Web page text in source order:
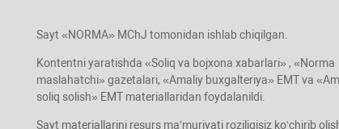
Sayt «NORMA» MChJ tomonidan ishlab chiqilgan.
Kontentni yaratishda «Soliq va bojхona хabarlari» , «Norma
maslahatchi» gazetalari, «Amaliy buхgalteriya» EMT va
soliq solish» EMT materiallaridan foydalanildi.
Sayt materiallarini resurs ma’muriyati roziligisiz koʻchirib